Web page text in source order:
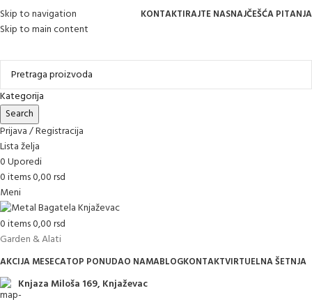
Skip to navigation
Skip to main content
KONTAKTIRAJTE NASNAJČEŠĆA PITANJA
Online kupovina, vaša nova rutina!
Kategorija
Search
Prijava / Registracija
Lista želja
0Uporedi
0items0,00rsd
Meni
0items0,00rsd
Garden & Alati
AKCIJA MESECATOP PONUDAO NAMABLOGKONTAKTVIRTUELNA ŠETNJA
Knjaza Miloša 169, Knjaževac